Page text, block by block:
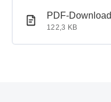
PDF-Dokument
PDF-Download
122,3 KB
PDF-Dokument